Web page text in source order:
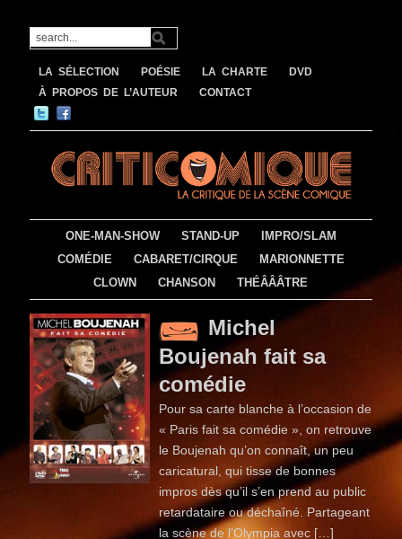
LA SÉLECTION POÉSIE LA CHARTE
DVD
À PROPOS DE L’AUTEUR
CONTACT
ONE-MAN-SHOW STAND-UP
IMPRO/SLAM
COMÉDIE
CABARET/CIRQUE
MARIONNETTE
CLOWN
CHANSON THÉÂÂÂTRE
Michel
Boujenah fait sa
comédie
Pour sa carte blanche à l’occasion de
« Paris fait sa comédie », on retrouve
le Boujenah qu’on connaît, un peu
caricatural, qui tisse de bonnes
impros dès qu’il s’en prend au public
retardataire ou déchaîné. Partageant
la scène de l’Olympia avec […]